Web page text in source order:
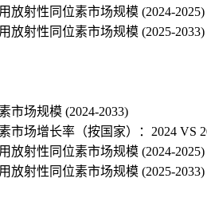
放射性同位素市场规模 (2024-2025)
放射性同位素市场规模 (2025-2033)
市场规模 (2024-2033)
市场增长率（按国家）：2024 VS
放射性同位素市场规模 (2024-2025)
放射性同位素市场规模 (2025-2033)